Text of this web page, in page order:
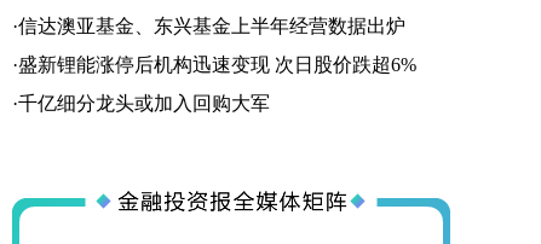
·信达澳亚基金、东兴基金上半年经营数据出炉
·盛新锂能涨停后机构迅速变现 次日股价跌超6%
·千亿细分龙头或加入回购大军
百家号 网易号 搜狐号
头条号 官方微信 企鹅号